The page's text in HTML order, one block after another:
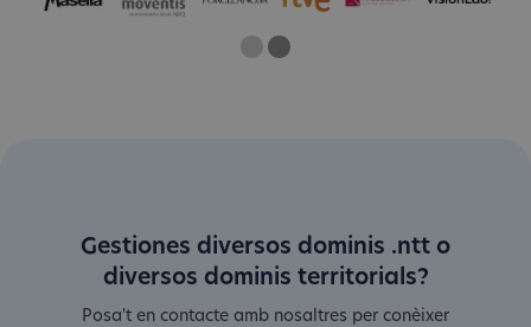
OneTwo
Current Slide
Gestiones diversos dominis .ntt o
diversos dominis territorials?
Posa't en contacte amb nosaltres per conèixer